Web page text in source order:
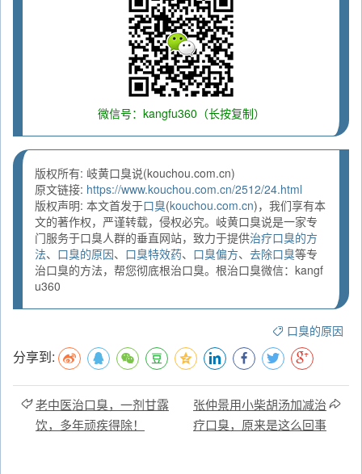
微信号：kangfu360（长按复制）
版权所有: 岐黄口臭说(kouchou.com.cn)
原文链接: https://www.kouchou.com.cn/2512/24.html
版权声明: 本文首发于口臭(kouchou.com.cn)，我们享有本
文的著作权，严谨转载，侵权必究。岐黄口臭说是一家专
门服务于口臭人群的垂直网站，致力于提供治疗口臭的方
法、 口臭的原因、 口臭特效药、 口臭偏方、 去除口臭等专
治口臭的方法，帮您彻底根治口臭。根治口臭微信：kangf
u360
口臭的原因
分享到:
老中医治口臭，一剂甘露
饮，多年顽疾得除！
张仲景用小柴胡汤加减治
疗口臭，原来是这么回事